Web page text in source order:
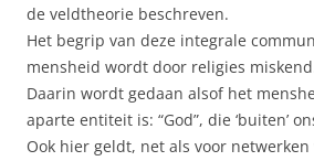
de veldtheorie beschreven.
Het begrip van deze integrale
mensheid wordt door religies
Daarin wordt gedaan alsof het
aparte entiteit is: “God”, die ‘buiten’
Ook hier geldt, net als voor